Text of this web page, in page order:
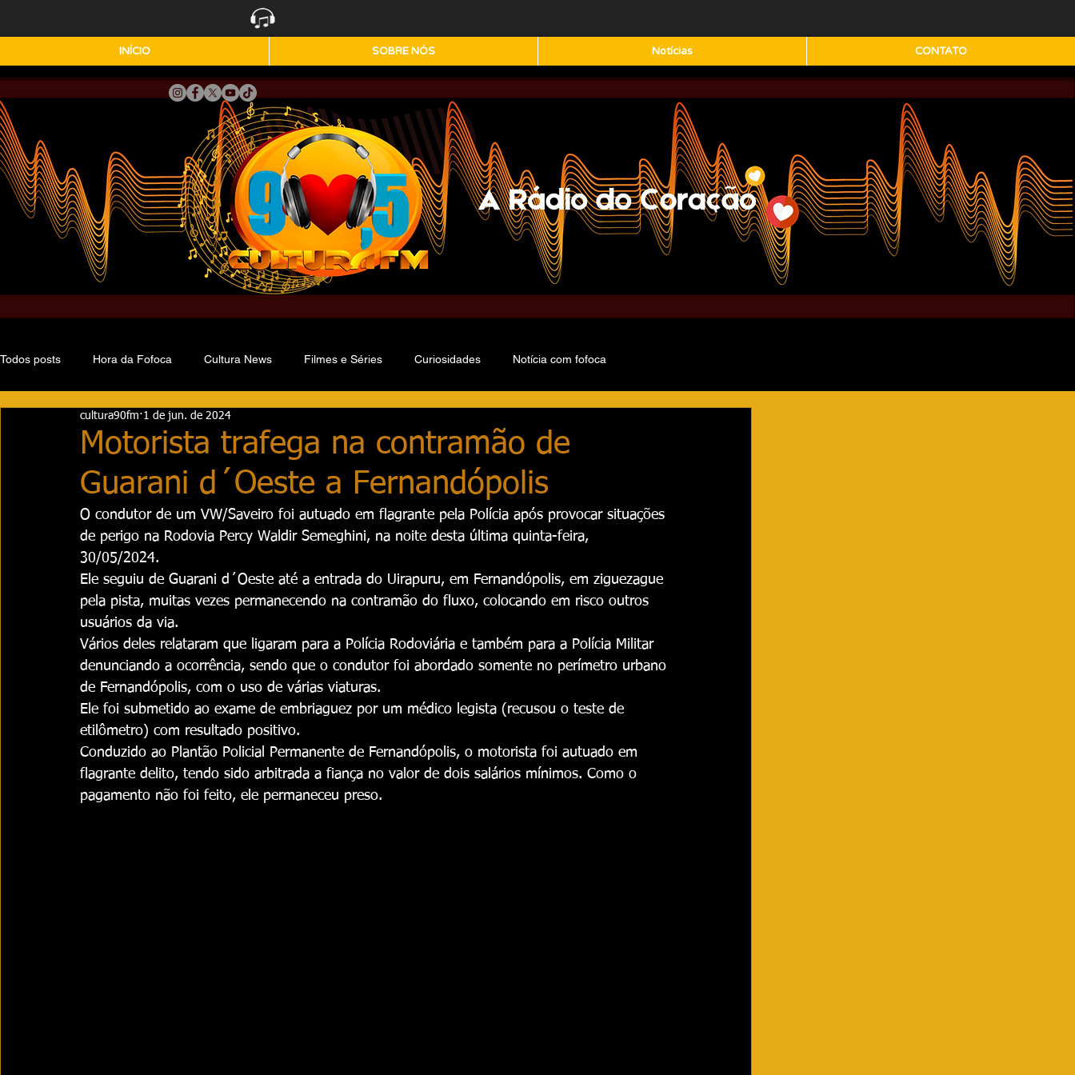
INÍCIO SOBRE NÓS Notícias CONTATO
Todos posts Hora da Fofoca Cultura News Filmes e Séries Curiosidades Notícia com fofoca
Motorista trafega na contramão de
Guarani d´Oeste a Fernandópolis
cultura90fm 1 de jun. de 2024
O condutor de um VW/Saveiro foi autuado em flagrante pela Polícia após provocar situações
de perigo na Rodovia Percy Waldir Semeghini, na noite desta última quinta-feira,
30/05/2024.
Ele seguiu de Guarani d´Oeste até a entrada do Uirapuru, em Fernandópolis, em ziguezague
pela pista, muitas vezes permanecendo na contramão do fluxo, colocando em risco outros
usuários da via.
Vários deles relataram que ligaram para a Polícia Rodoviária e também para a Polícia Militar
denunciando a ocorrência, sendo que o condutor foi abordado somente no perímetro urbano
de Fernandópolis, com o uso de várias viaturas.
Ele foi submetido ao exame de embriaguez por um médico legista (recusou o teste de
etilômetro) com resultado positivo.
Conduzido ao Plantão Policial Permanente de Fernandópolis, o motorista foi autuado em
flagrante delito, tendo sido arbitrada a fiança no valor de dois salários mínimos. Como o
pagamento não foi feito, ele permaneceu preso.